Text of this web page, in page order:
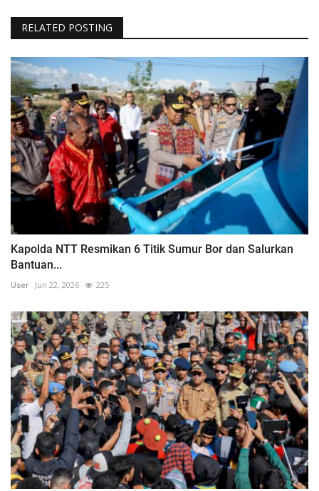
RELATED POSTING
Kapolda NTT Resmikan 6 Titik Sumur Bor dan Salurkan
Bantuan...
User Jun 22, 2026 225